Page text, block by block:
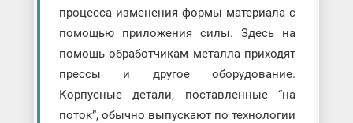
процесса изменения формы материала с
помощью приложения силы. Здесь на
помощь обработчикам металла приходят
прессы и другое оборудование.
Корпусные детали, поставленные “на
поток”, обычно выпускают по технологии